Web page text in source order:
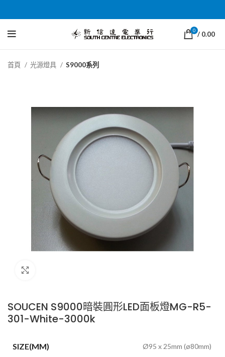
0 / 0.00
首頁 光源燈具 S9000系列
SOUCEN S9000暗裝圓形LED面板燈MG-R5-
301-White-3000k
SIZE(MM) Ø95 x 25mm (ø80mm)